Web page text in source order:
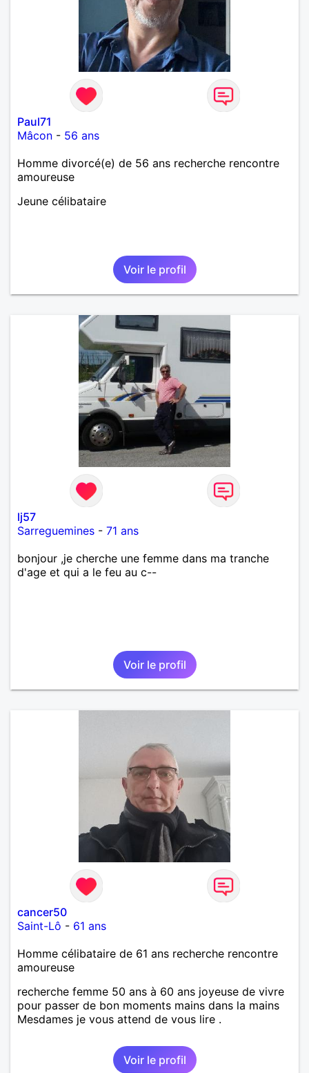
Paul71
Mâcon - 56 ans
Homme divorcé(e) de 56 ans recherche rencontre
amoureuse
Jeune célibataire
Voir le profil
lj57
Sarreguemines - 71 ans
bonjour ,je cherche une femme dans ma tranche
d'age et qui a le feu au c--
Voir le profil
cancer50
Saint-Lô - 61 ans
Homme célibataire de 61 ans recherche rencontre
amoureuse
recherche femme 50 ans à 60 ans joyeuse de vivre
pour passer de bon moments mains dans la mains
Mesdames je vous attend de vous lire .
Voir le profil